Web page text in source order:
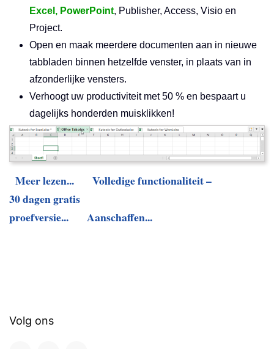
Excel, PowerPoint, Publisher, Access, Visio en
Project.
Open en maak meerdere documenten aan in nieuwe
tabbladen binnen hetzelfde venster, in plaats van in
afzonderlijke vensters.
Verhoogt uw productiviteit met 50 % en bespaart u
dagelijks honderden muisklikken!
Meer lezen...
Volledige functionaliteit –
30 dagen gratis
proefversie...
Aanschaffen...
Volg ons